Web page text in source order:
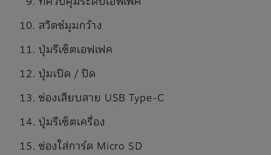
สวิตช์มุมกว้าง
ปุ่มรีเซ็ตเอฟเฟค
ปุ่มเปิด / ปิด
ช่องเสียบสาย USB Type-C
ปุ่มรีเซ็ตเครื่อง
ช่องใส่การ์ด Micro SD